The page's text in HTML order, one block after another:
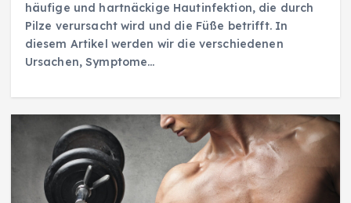
häufige und hartnäckige Hautinfektion, die durch
Pilze verursacht wird und die Füße betrifft. In
diesem Artikel werden wir die verschiedenen
Ursachen, Symptome…